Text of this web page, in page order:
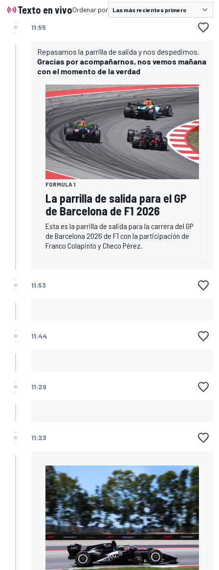
Texto en vivoOrdenar por
11:55
Repasamos la parrilla de salida y nos despedimos.
Gracias por acompañarnos, nos vemos mañana
con el momento de la verdad
FORMULA 1
La parrilla de salida para el GP
de Barcelona de F1 2026
Esta es la parrilla de salida para la carrera del GP
de Barcelona 2026 de F1 con la participación de
Franco Colapinto y Checo Pérez.
11:53
11:44
11:29
11:23